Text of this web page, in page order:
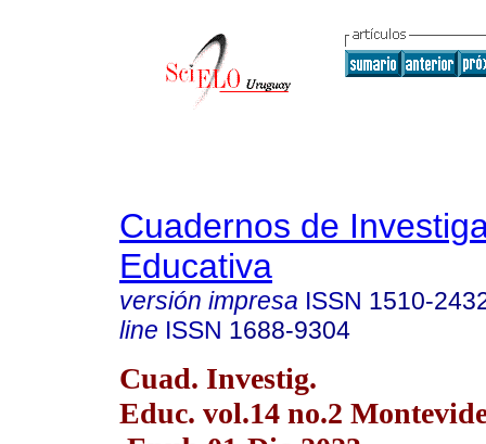
Cuadernos de
Educativa
versión impresa ISSN 1510-
line ISSN 1688-9304
Cuad. Investig.
Educ. vol.14 no.2